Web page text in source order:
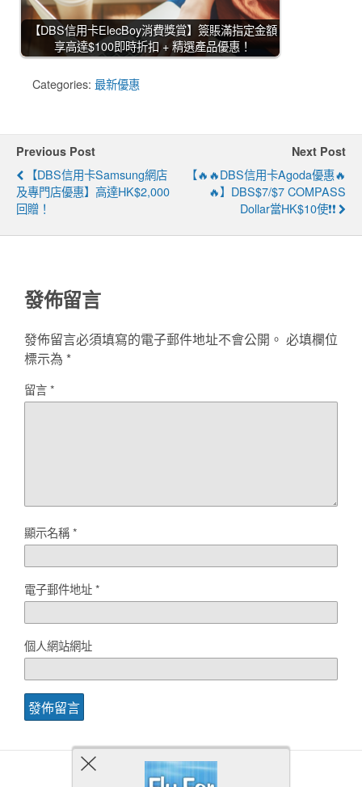
【DBS信用卡ElecBoy消費獎賞】簽賬滿指定金額
享高達$100即時折扣 + 精選產品優惠！
Categories: 最新優惠
Previous Post
【DBS信用卡Samsung網店
及專門店優惠】高達HK$2,000
回贈！
Next Post
【🔥🔥DBS信用卡Agoda優惠🔥
🔥】DBS$7/$7 COMPASS
Dollar當HK$10使❗❗
發佈留言
發佈留言必須填寫的電子郵件地址不會公開。 必填欄位
標示為 *
留言*
顯示名稱*
電子郵件地址*
個人網站網址